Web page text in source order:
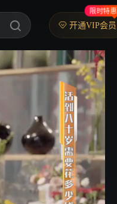
开通VIP会员
限时特惠